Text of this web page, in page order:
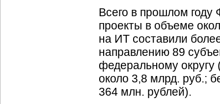
Всего в прошлом
проекты в объеме
на ИТ составили
направлению 89
федеральному
около 3,8 млрд. руб.;
364 млн. рублей).